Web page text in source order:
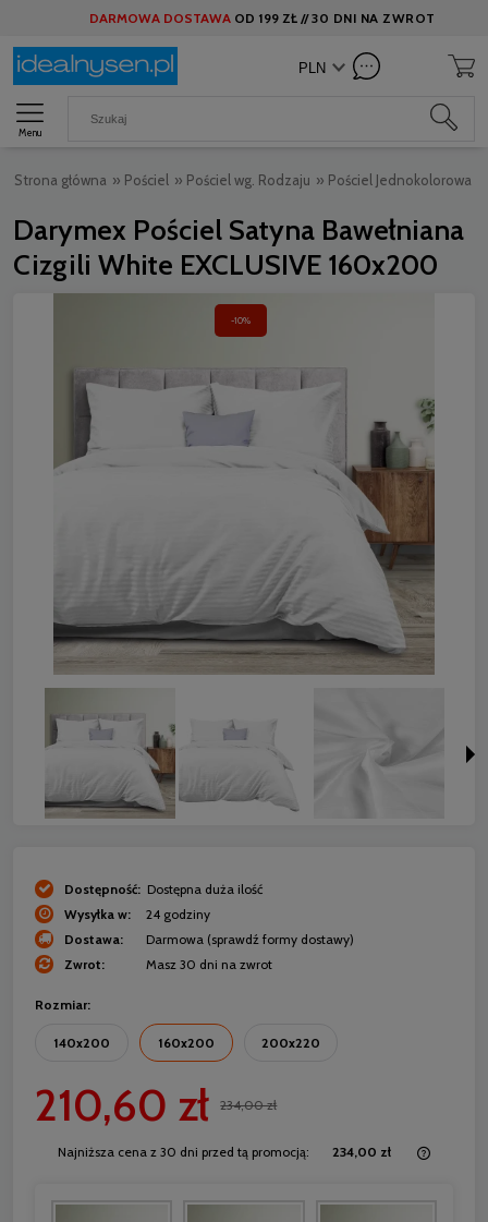
DARMOWA DOSTAWAOD199 ZŁ //30 DNI NA ZWROT
Menu
Strona główna » Pościel » Pościel wg. Rodzaju » Pościel Jednokolorowa
Darymex Pościel Satyna Bawełniana
Cizgili White EXCLUSIVE 160x200
-10%
Dostępność: Dostępna duża ilość
Wysyłka w:
24 godziny
Dostawa:
Darmowa (sprawdź formy dostawy)
Zwrot:
Masz 30 dni na zwrot
Rozmiar:
140x200 160x200 200x220
210,60 zł 234,00 zł
Najniższa cena z 30 dni przed tą promocją: 234,00 zł